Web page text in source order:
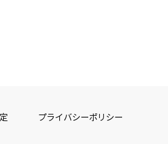
プライバシーポリシー